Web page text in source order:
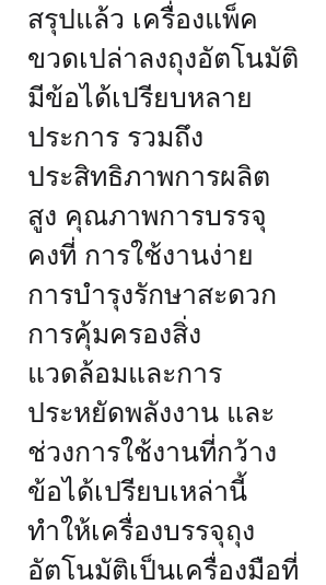
สรุปแล้ว เครื่องแพ็ค
ขวดเปล่าลงถุงอัตโนมัติ
มีข้อได้เปรียบหลาย
ประการ รวมถึง
ประสิทธิภาพการผลิต
สูง คุณภาพการบรรจุ
คงที่ การใช้งานง่าย
การบำรุงรักษาสะดวก
การคุ้มครองสิ่ง
แวดล้อมและการ
ประหยัดพลังงาน และ
ช่วงการใช้งานที่กว้าง
ข้อได้เปรียบเหล่านี้
ทำให้เครื่องบรรจุถุง
อัตโนมัติเป็นเครื่องมือที่